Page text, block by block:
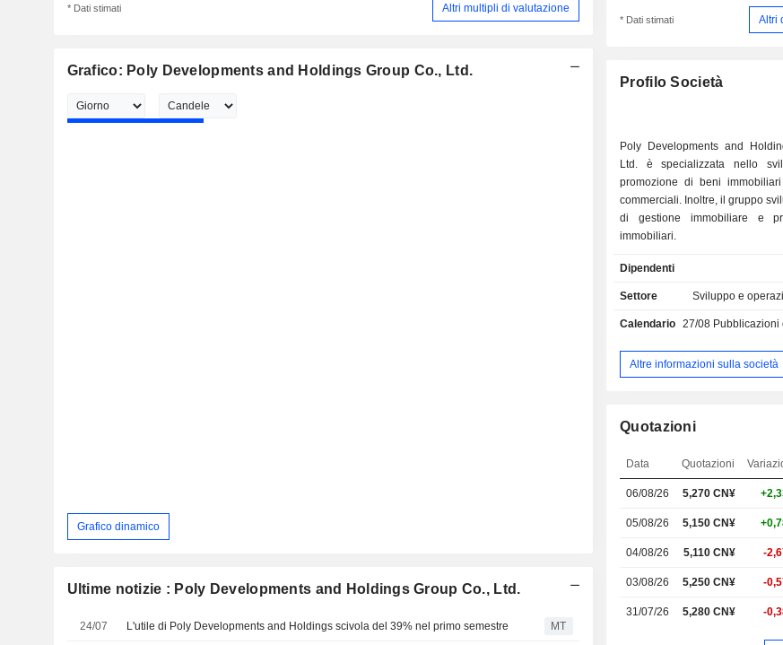
* Dati stimati Altri multipli di valutazione
Grafico: Poly Developments and Holdings Group Co., Ltd.
Grafico dinamico
Ultime notizie : Poly Developments and Holdings Group Co., Ltd.
24/07 L'utile di Poly Developments and Holdings scivola del 39% nel primo semestre MT
* Dati stimati Altri
Profilo Società
Poly Developments and
Ltd. è specializzata nello
promozione di beni
commerciali. Inoltre, il gruppo
di gestione immobiliare e
immobiliari.
Dipendenti
Settore Sviluppo e
Calendario 27/08 Pubblicazioni dei
Altre informazioni sulla società
Quotazioni
Data Quotazioni
06/08/26 5,270 CN¥
05/08/26 5,150 CN¥
04/08/26 5,110 CN¥ -
03/08/26 5,250 CN¥ -
31/07/26 5,280 CN¥ -